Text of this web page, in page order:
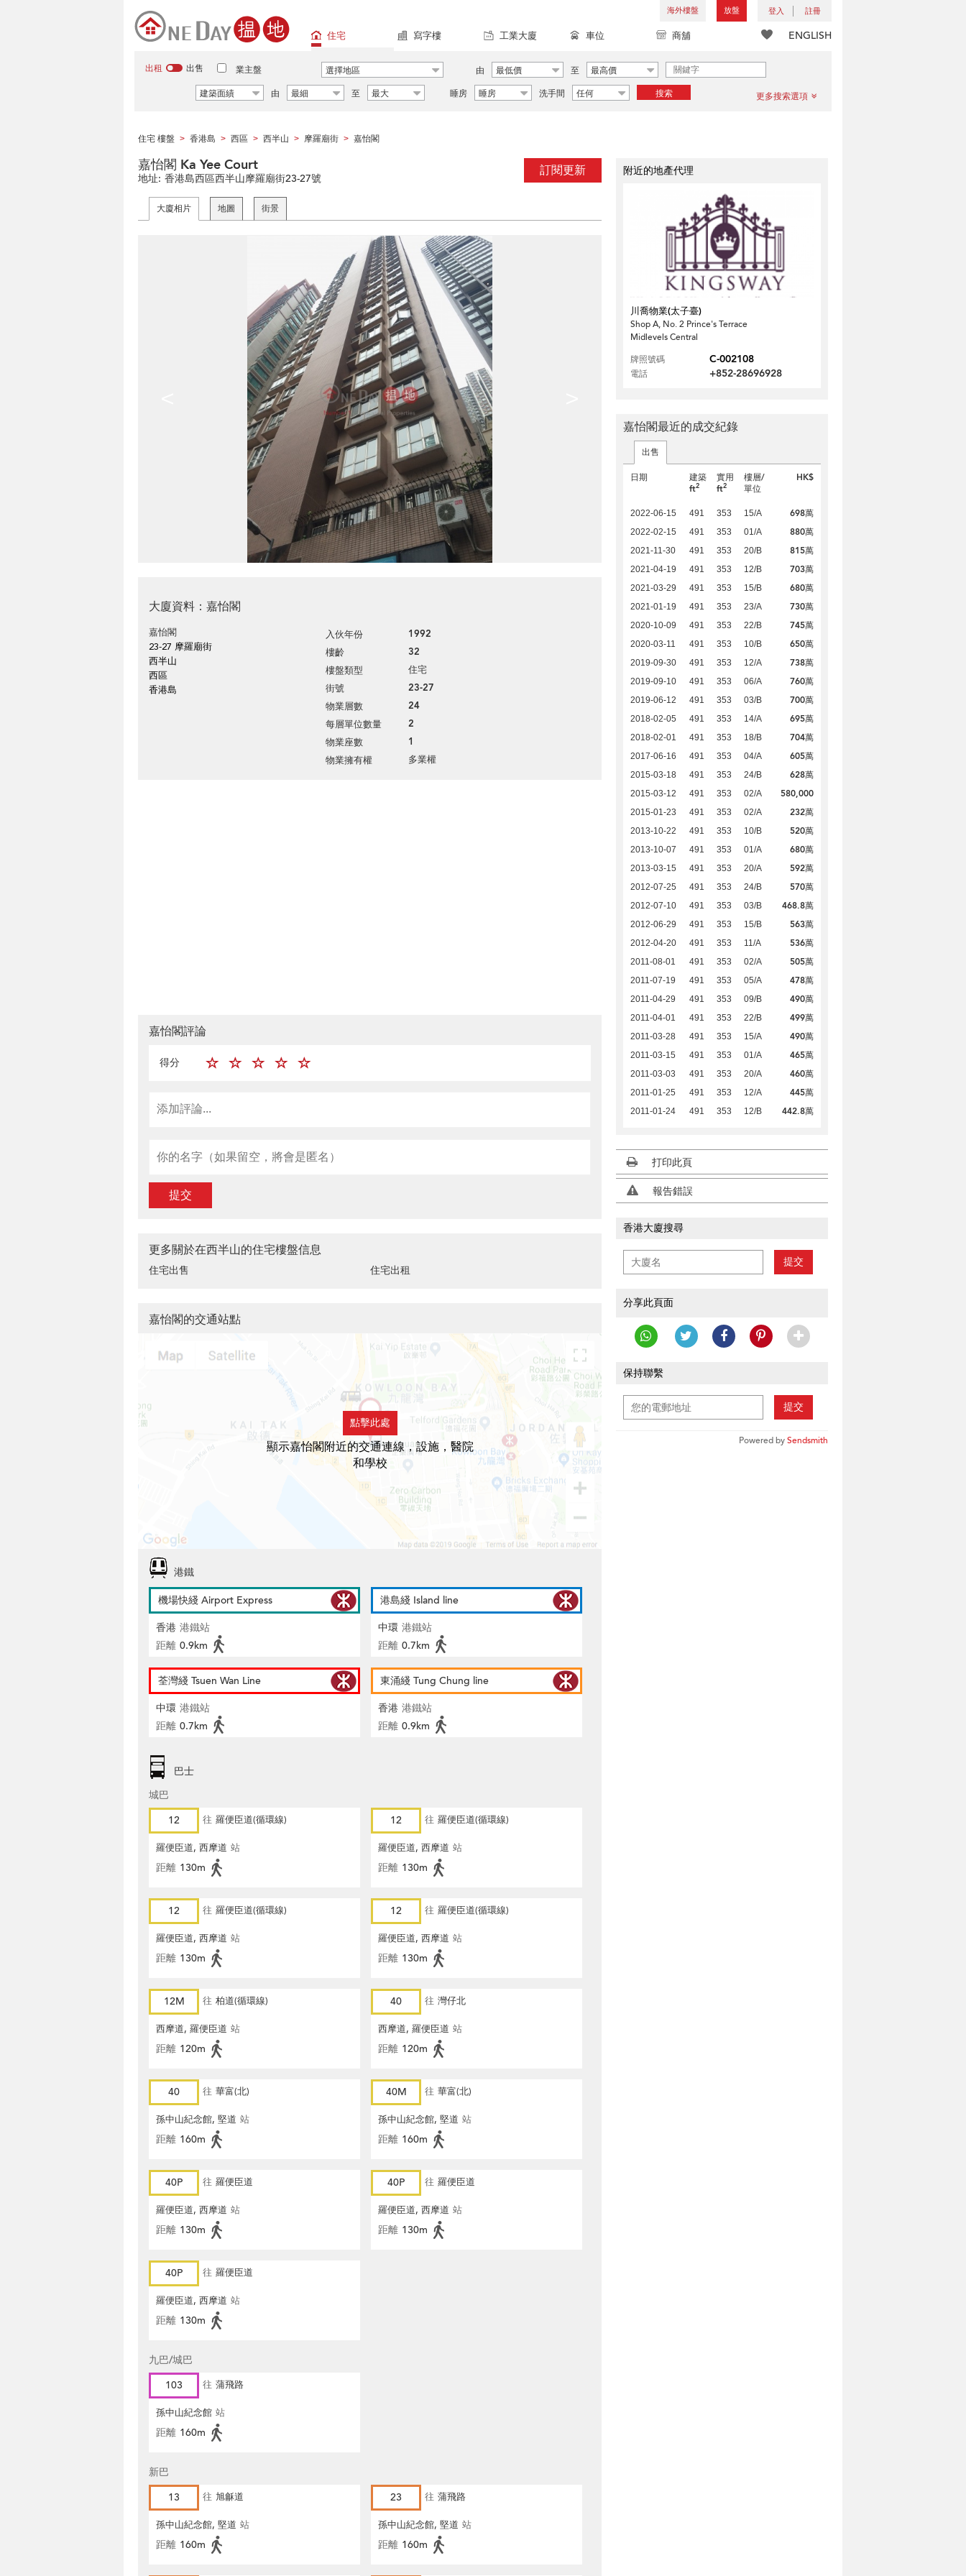
海外樓盤 放盤 登入 註冊
ENGLISH
住宅 寫字樓 工業大廈 車位 商舖
出租 出售 業主盤 選擇地區 由 最低價 至
最高價
建築面績
由 最細 至 最大 睡房 睡房 洗手間 任何 搜索 更多搜索選項
住宅 樓盤 > 香港島 > 西區 > 西半山 > 摩羅廟街 > 嘉怡閣
訂閱更新
嘉怡閣 Ka Yee Court
地址: 香港島西區西半山摩羅廟街23-27號
大廈相片 地圖 街景
大廈資料：嘉怡閣
嘉怡閣
23-27 摩羅廟街
西半山
西區
香港島
入伙年份 1992
樓齡 32
樓盤類型 住宅
街號 23-27
物業層數 24
每層單位數量 2
物業座數 1
物業擁有權 多業權
嘉怡閣評論
得分
提交
更多關於在西半山的住宅樓盤信息
住宅出售 住宅出租
嘉怡閣的交通站點
點擊此處
顯示嘉怡閣附近的交通連線，設施，醫院
和學校
港鐵
機場快綫 Airport Express
香港 港鐵站
距離 0.9km
港島綫 Island line
中環 港鐵站
距離 0.7km
荃灣綫 Tsuen Wan Line
中環 港鐵站
距離 0.7km
東涌綫 Tung Chung line
香港 港鐵站
距離 0.9km
巴士
城巴
12
往 羅便臣道(循環線)
羅便臣道, 西摩道 站
距離 130m
12 往 羅便臣道(循環線)
羅便臣道, 西摩道 站
距離 130m
12 往 羅便臣道(循環線)
羅便臣道, 西摩道 站
距離 130m
12 往 羅便臣道(循環線)
羅便臣道, 西摩道 站
距離 130m
12M 往 柏道(循環線)
西摩道, 羅便臣道 站
距離 120m
40 往 灣仔北
西摩道, 羅便臣道 站
距離 120m
40 往 華富(北)
孫中山紀念館, 堅道 站
距離 160m
40M 往 華富(北)
孫中山紀念館, 堅道 站
距離 160m
40P 往 羅便臣道
羅便臣道, 西摩道 站
距離 130m
40P 往 羅便臣道
羅便臣道, 西摩道 站
距離 130m
40P 往 羅便臣道
羅便臣道, 西摩道 站
距離 130m
九巴/城巴
103
往 蒲飛路
孫中山紀念館 站
距離 160m
新巴
13
往 旭龢道
孫中山紀念館, 堅道 站
距離 160m
23 往 蒲飛路
孫中山紀念館, 堅道 站
距離 160m
附近的地產代理
川喬物業(太子臺)
Shop A, No. 2 Prince's Terrace
Midlevels Central
牌照號碼
C-002108
電話 +852-28696928
嘉怡閣最近的成交紀錄
出售
日期
建築
ft2
實用
ft2
樓層/
單位
HK$
2022-06-15 491 353 15/A 698萬
2022-02-15 491 353 01/A 880萬
2021-11-30 491 353 20/B 815萬
2021-04-19 491 353 12/B 703萬
2021-03-29 491 353 15/B 680萬
2021-01-19 491 353 23/A 730萬
2020-10-09 491 353 22/B 745萬
2020-03-11 491 353 10/B 650萬
2019-09-30 491 353 12/A 738萬
2019-09-10 491 353 06/A 760萬
2019-06-12 491 353 03/B 700萬
2018-02-05 491 353 14/A 695萬
2018-02-01 491 353 18/B 704萬
2017-06-16 491 353 04/A 605萬
2015-03-18 491 353 24/B 628萬
2015-03-12 491 353 02/A 580,000
2015-01-23 491 353 02/A 232萬
2013-10-22 491 353 10/B 520萬
2013-10-07 491 353 01/A 680萬
2013-03-15 491 353 20/A 592萬
2012-07-25 491 353 24/B 570萬
2012-07-10 491 353 03/B 468.8萬
2012-06-29 491 353 15/B 563萬
2012-04-20 491 353 11/A 536萬
2011-08-01 491 353 02/A 505萬
2011-07-19 491 353 05/A 478萬
2011-04-29 491 353 09/B 490萬
2011-04-01 491 353 22/B 499萬
2011-03-28 491 353 15/A 490萬
2011-03-15 491 353 01/A 465萬
2011-03-03 491 353 20/A 460萬
2011-01-25 491 353 12/A 445萬
2011-01-24 491 353 12/B 442.8萬
打印此頁
報告錯誤
香港大廈搜尋
提交
分享此頁面
保持聯繫
提交
Powered bySendsmith